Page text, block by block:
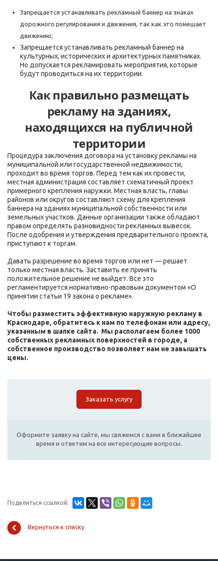
Запрещается устанавливать рекламный баннер на знаках
дорожного регулирования и движения, так как это помешает
движению;
Запрещается устанавливать рекламный баннер на
культурных, исторических и архитектурных памятниках.
Но допускается рекламировать мероприятия, которые
будут проводиться на их территории.
Как правильно размещать
рекламу на зданиях,
находящихся на публичной
территории
Процедура заключения договора на установку рекламы на
муниципальной или государственной недвижимости,
проходит во время торгов. Перед тем как их провести,
местная администрация составляет схематичный проект
примерного крепления наружки. Местная власть, главы
районов или округов составляют схему для крепления
баннера на зданиях муниципальной собственности или
земельных участков. Данные организации также обладают
правом определять разновидности рекламных вывесок.
После одобрения и утверждения предварительного проекта,
приступают к торгам.
Давать разрешение во время торгов или нет — решает
только местная власть. Заставить ее принять
положительное решение не выйдет. Все это
регламентируется нормативно-правовым документом «О
принятии статьи 19 закона о рекламе».
Чтобы разместить эффективную наружную рекламу в
Краснодаре, обратитесь к нам по телефонам или адресу,
указанным в шапке сайта. Мы располагаем более 1000
собственных рекламных поверхностей в городе, а
собственное производство позволяет нам не завышать
цены.
Заказать услугу
Оформите заявку на сайте, мы свяжемся с вами в ближайшее
время и ответим на все интересующие вопросы.
Поделиться ссылкой:
Вернуться к списку